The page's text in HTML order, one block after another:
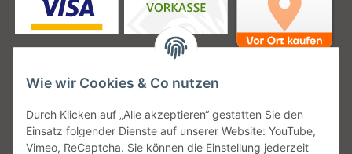
Unsere Versanddienstleister
Wie wir Cookies & Co nutzen
Durch Klicken auf „Alle akzeptieren“ gestatten Sie den
Einsatz folgender Dienste auf unserer Website: YouTube,
Vimeo, ReCaptcha. Sie können die Einstellung jederzeit